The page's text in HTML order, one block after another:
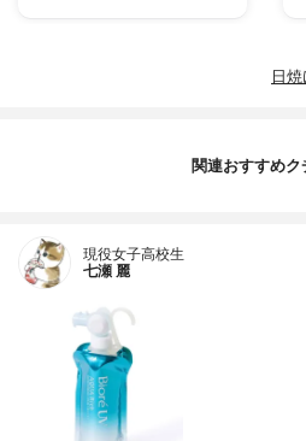
日
関連おすすめク
現役女子高校生
七瀬 麗